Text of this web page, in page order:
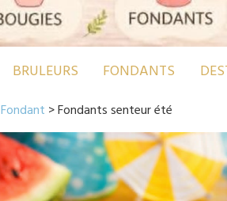
BRULEURS FONDANTS
Fondant > Fondants senteur été